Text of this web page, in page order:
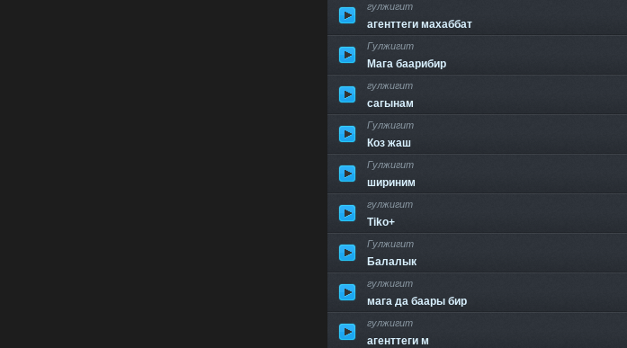
гулжигит
агенттеги махаббат
Гулжигит
Мага баарибир
гулжигит
сагынам
Гулжигит
Коз жаш
Гулжигит
шириним
гулжигит
Tiko+
Гулжигит
Балалык
гулжигит
мага да баары бир
гулжигит
агенттеги м